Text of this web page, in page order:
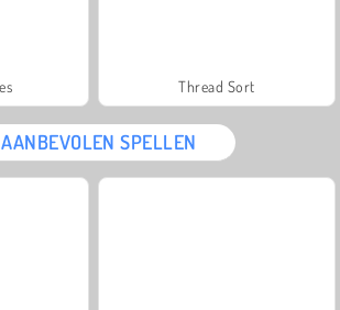
Thread Sort
AANBEVOLEN SPELLEN